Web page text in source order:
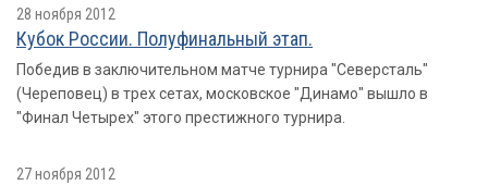
28 ноября 2012
Кубок России. Полуфинальный этап.
Победив в заключительном матче турнира "Северсталь"
(Череповец) в трех сетах, московское "Динамо" вышло в
"Финал Четырех" этого престижного турнира.
27 ноября 2012